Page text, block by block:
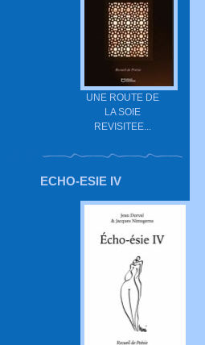
UNE ROUTE DE
LA SOIE
REVISITEE...
ECHO-ESIE IV